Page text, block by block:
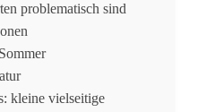
problematisch sind
kleine vielseitige